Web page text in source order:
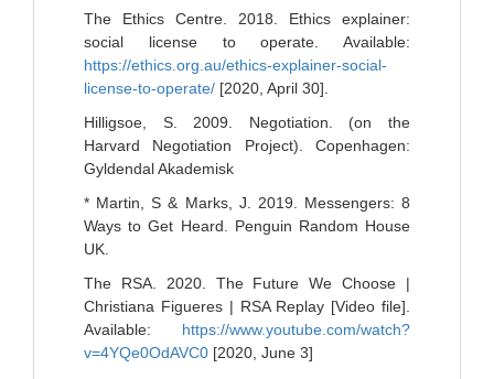
The Ethics Centre. 2018. Ethics explainer:
social license to operate. Available:
https://ethics.org.au/ethics-explainer-social-
license-to-operate/ [2020, April 30].
Hilligsoe, S. 2009. Negotiation. (on the
Harvard Negotiation Project). Copenhagen:
Gyldendal Akademisk
* Martin, S & Marks, J. 2019. Messengers: 8
Ways to Get Heard. Penguin Random House
UK.
The RSA. 2020. The Future We Choose |
Christiana Figueres | RSA Replay [Video file].
Available: https://www.youtube.com/watch?
v=4YQe0OdAVC0 [2020, June 3]